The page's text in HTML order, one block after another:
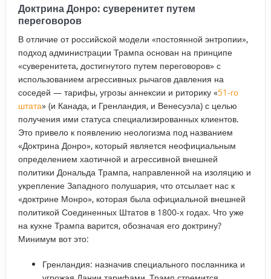
Доктрина Донро: суверенитет путем
переговоров
В отличие от российской модели «постоянной энтропии»,
подход администрации Трампа основан на принципе
«суверенитета, достигнутого путем переговоров» с
использованием агрессивных рычагов давления на
соседей — тарифы, угрозы аннексии и риторику «51-го
штата» (и Канада, и Гренландия, и Венесуэла) с целью
получения ими статуса специализированных клиентов.
Это привело к появлению неологизма под названием
«Доктрина Донро», который является неофициальным
определением хаотичной и агрессивной внешней
политики Дональда Трампа, направленной на изоляцию и
укрепление Западного полушария, что отсылает нас к
«доктрине Монро», которая была официальной внешней
политикой Соединенных Штатов в 1800-х годах. Что уже
на кухне Трампа варится, обозначая его доктрину?
Минимум вот это:
Гренландия: назначив специального посланника и